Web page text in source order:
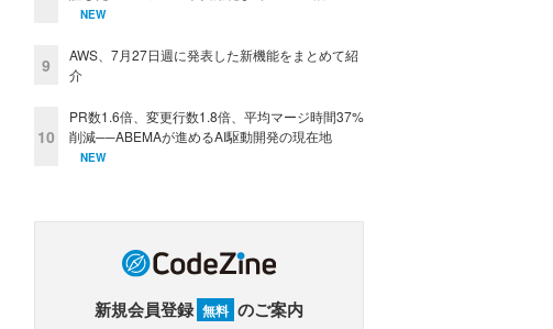
NEW
9
AWS、7月27日週に発表した新機能をまとめて紹
介
10
PR数1.6倍、変更行数1.8倍、平均マージ時間37%
削減──ABEMAが進めるAI駆動開発の現在地
NEW
新規会員登録 無料 のご案内